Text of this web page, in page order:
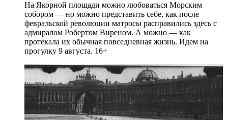
На Якорной площади можно любоваться Морским
собором — но можно представить себе, как после
февральской революции матросы расправились здесь с
адмиралом Робертом Виреном. А можно — как
протекала их обычная повседневная жизнь. Идем на
прогулку 9 августа. 16+